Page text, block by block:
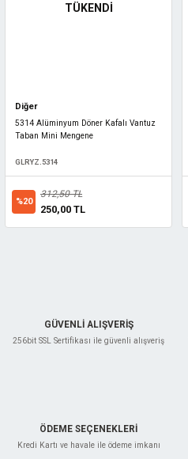
TÜKENDİ
Diğer
5314 Alüminyum Döner Kafalı Vantuz
Taban Mini Mengene
GLRYZ.5314
%20
312,50 TL
250,00 TL
GÜVENLİ ALIŞVERİŞ
256bit SSL Sertifikası ile güvenli alışveriş
ÖDEME SEÇENEKLERİ
Kredi Kartı ve havale ile ödeme imkanı